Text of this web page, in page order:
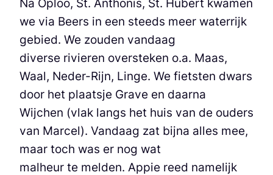
we via Beers in een steeds meer waterrijk
gebied. We zouden vandaag
diverse rivieren oversteken o.a. Maas,
Waal, Neder-Rijn, Linge. We fietsten dwars
door het plaatsje Grave en daarna
Wijchen (vlak langs het huis van de ouders
van Marcel). Vandaag zat bijna alles mee,
maar toch was er nog wat
malheur te melden. Appie reed namelijk